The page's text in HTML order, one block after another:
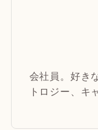
会社員。好き
トロジー、キ